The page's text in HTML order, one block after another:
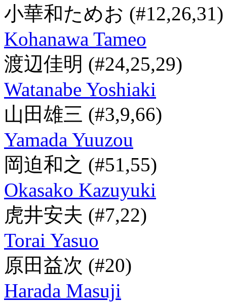
小華和ためお (#12,26,31)
Kohanawa Tameo
渡辺佳明 (#24,25,29)
Watanabe Yoshiaki
山田雄三 (#3,9,66)
Yamada Yuuzou
岡迫和之 (#51,55)
Okasako Kazuyuki
虎井安夫 (#7,22)
Torai Yasuo
原田益次 (#20)
Harada Masuji